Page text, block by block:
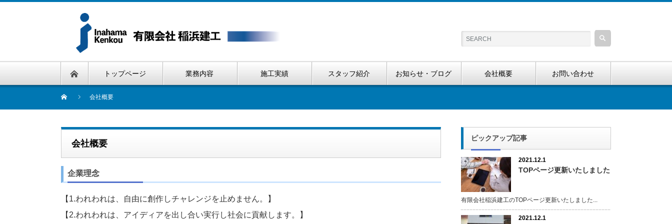
トップページ 業務内容 施工実績 スタッフ紹介 お知らせ・ブログ 会社概要 お問い合わせ
会社概要
会社概要
企業理念
【1.われわれは、自由に創作しチャレンジを止めません。】
【2.われわれは、アイディアを出し合い実行し社会に貢献します。】
ピックアップ記事
2021.12.1
TOPページ更新いたしました
有限会社稲浜建工のTOPページ更新いたしました...
2021.12.1